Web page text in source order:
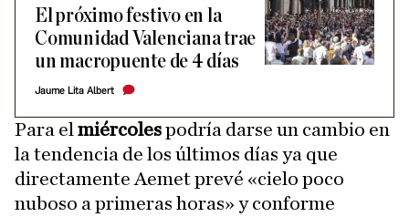
El próximo festivo en la
Comunidad Valenciana trae
un macropuente de 4 días
Jaume Lita Albert
Para el miércolespodría darse un cambio en
la tendencia de los últimos días ya que
directamente Aemet prevé «cielo poco
nuboso a primeras horas» y conforme